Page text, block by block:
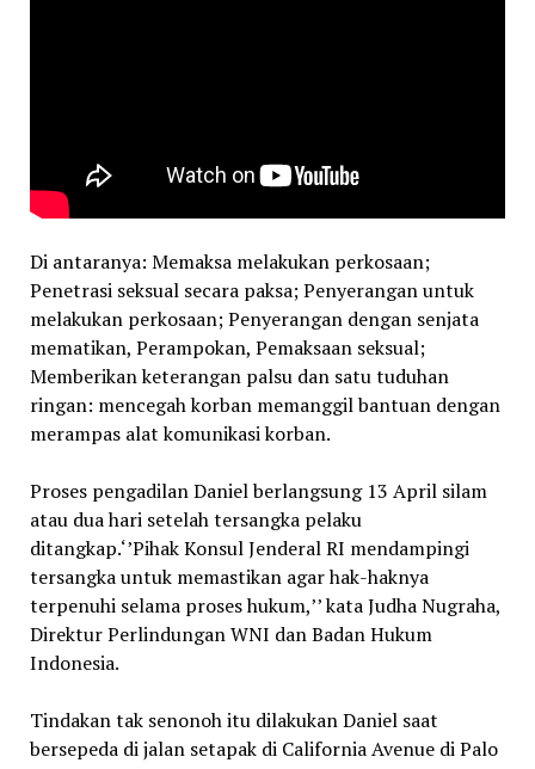
Di antaranya: Memaksa melakukan perkosaan;
Penetrasi seksual secara paksa; Penyerangan untuk
melakukan perkosaan; Penyerangan dengan senjata
mematikan, Perampokan, Pemaksaan seksual;
Memberikan keterangan palsu dan satu tuduhan
ringan: mencegah korban memanggil bantuan dengan
merampas alat komunikasi korban.
Proses pengadilan Daniel berlangsung 13 April silam
atau dua hari setelah tersangka pelaku
ditangkap.‘’Pihak Konsul Jenderal RI mendampingi
tersangka untuk memastikan agar hak-haknya
terpenuhi selama proses hukum,’’ kata Judha Nugraha,
Direktur Perlindungan WNI dan Badan Hukum
Indonesia.
Tindakan tak senonoh itu dilakukan Daniel saat
bersepeda di jalan setapak di California Avenue di Palo